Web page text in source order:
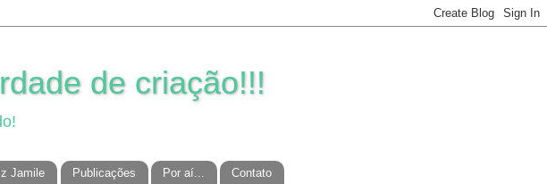
de criação!!!
Jamile Publicações Por aí... Contato